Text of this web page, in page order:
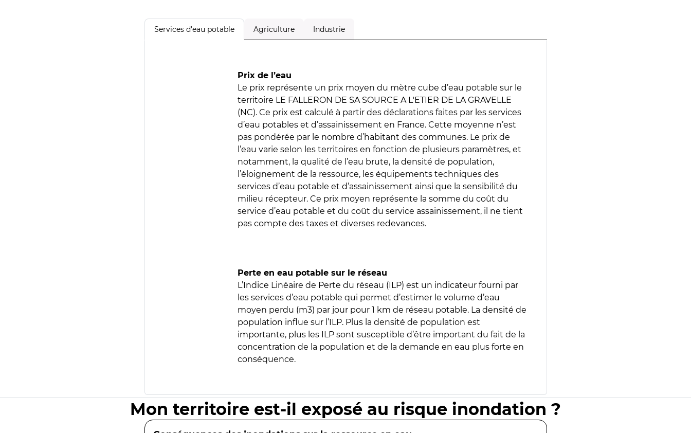
Services d'eau potable Agriculture Industrie
Prix de l’eau
Le prix représente un prix moyen du mètre cube d’eau potable sur le
territoire LE FALLERON DE SA SOURCE A L'ETIER DE LA GRAVELLE
(NC). Ce prix est calculé à partir des déclarations faites par les services
d’eau potables et d’assainissement en France. Cette moyenne n’est
pas pondérée par le nombre d’habitant des communes. Le prix de
l’eau varie selon les territoires en fonction de plusieurs paramètres, et
notamment, la qualité de l’eau brute, la densité de population,
l’éloignement de la ressource, les équipements techniques des
services d’eau potable et d’assainissement ainsi que la sensibilité du
milieu récepteur. Ce prix moyen représente la somme du coût du
service d’eau potable et du coût du service assainissement, il ne tient
pas compte des taxes et diverses redevances.
Perte en eau potable sur le réseau
L’Indice Linéaire de Perte du réseau (ILP) est un indicateur fourni par
les services d’eau potable qui permet d’estimer le volume d’eau
moyen perdu (m3) par jour pour 1 km de réseau potable. La densité de
population influe sur l’ILP. Plus la densité de population est
importante, plus les ILP sont susceptible d’être important du fait de la
concentration de la population et de la demande en eau plus forte en
conséquence.
Mon territoire est-il exposé au risque inondation ?